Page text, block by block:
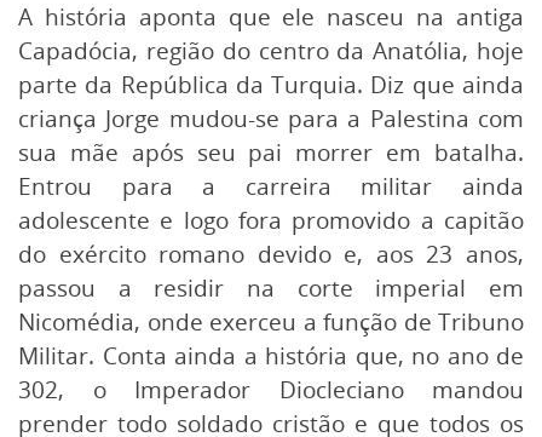
A história aponta que ele nasceu na antiga
Capadócia, região do centro da Anatólia, hoje
parte da República da Turquia. Diz que ainda
criança Jorge mudou-se para a Palestina com
sua mãe após seu pai morrer em batalha.
Entrou para a carreira militar ainda
adolescente e logo fora promovido a capitão
do exército romano devido e, aos 23 anos,
passou a residir na corte imperial em
Nicomédia, onde exerceu a função de Tribuno
Militar. Conta ainda a história que, no ano de
302, o Imperador Diocleciano mandou
prender todo soldado cristão e que todos os